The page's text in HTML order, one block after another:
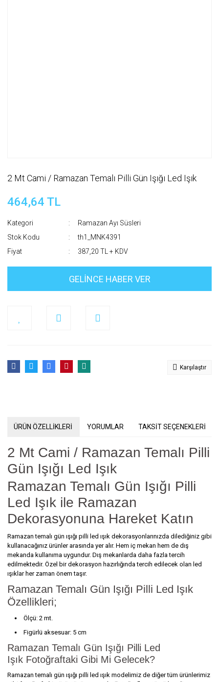
2 Mt Cami / Ramazan Temalı Pilli Gün Işığı Led Işık
464,64 TL
Kategori
Ramazan Ayı Süsleri
Stok Kodu
th1_MNK4391
Fiyat
387,20 TL + KDV
GELİNCE HABER VER
Karşılaştır
ÜRÜN ÖZELLİKLERİ YORUMLAR TAKSİT SEÇENEKLERİ
2 Mt Cami / Ramazan Temalı Pilli
Gün Işığı Led Işık
Ramazan Temalı Gün Işığı Pilli
Led Işık ile Ramazan
Dekorasyonuna Hareket Katın
Ramazan temalı gün ışığı pilli led ışık dekorasyonlarınızda dilediğiniz gibi
kullanacağınız ürünler arasında yer alır. Hem iç mekan hem de dış
mekanda kullanıma uygundur. Dış mekanlarda daha fazla tercih
edilmektedir. Özel bir dekorasyon hazırlığında tercih edilecek olan led
ışıklar her zaman önem taşır.
Ramazan Temalı Gün Işığı Pilli Led Işık
Özellikleri;
Ölçü: 2 mt.
Figürlü aksesuar: 5 cm
Ramazan Temalı Gün Işığı Pilli Led
Işık Fotoğraftaki Gibi Mi Gelecek?
Ramazan temalı gün ışığı pilli led ışık modelimiz de diğer tüm ürünlerimiz